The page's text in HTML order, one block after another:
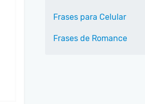
Frases para Celular
Frases de Romance